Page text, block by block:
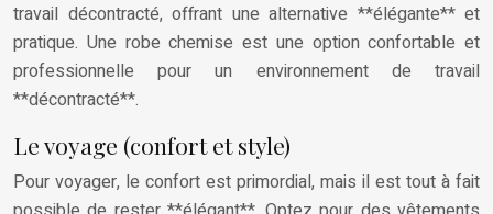
travail décontracté, offrant une alternative **élégante** et
pratique. Une robe chemise est une option confortable et
professionnelle pour un environnement de travail
**décontracté**.
Le voyage (confort et style)
Pour voyager, le confort est primordial, mais il est tout à fait